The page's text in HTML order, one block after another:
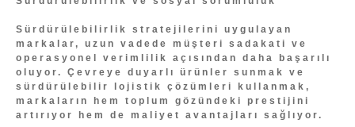
Sürdürülebilirlik stratejilerini uygulayan
markalar, uzun vadede müşteri sadakati ve
operasyonel verimlilik açısından daha başarılı
oluyor. Çevreye duyarlı ürünler sunmak ve
sürdürülebilir lojistik çözümleri kullanmak,
markaların hem toplum gözündeki prestijini
artırıyor hem de maliyet avantajları sağlıyor.